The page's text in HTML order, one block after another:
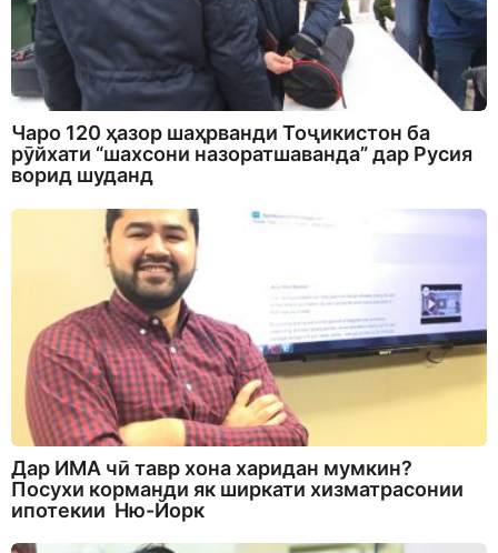
Чаро 120 ҳазор шаҳрванди Тоҷикистон ба
рӯйхати “шахсони назоратшаванда” дар Русия
ворид шуданд
Дар ИМА чӣ тавр хона харидан мумкин?
Посухи корманди як ширкати хизматрасонии
ипотекии Ню-Йорк